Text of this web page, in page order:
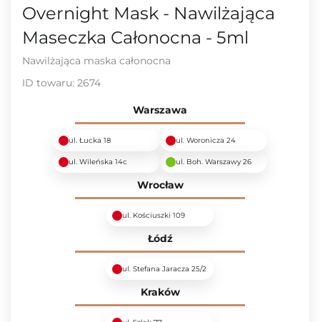
Overnight Mask - Nawilżająca
Maseczka Całonocna - 5ml
Nawilżająca maska całonocna
ID towaru: 2674
Warszawa
ul. Łucka 18 ul. Woronicza 24
ul. Wileńska 14c ul. Boh. Warszawy 26
Wrocław
ul. Kościuszki 109
Łódź
ul. Stefana Jaracza 25/2
Kraków